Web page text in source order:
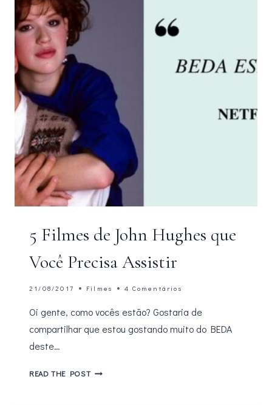
5 Filmes de John Hughes que
Você Precisa Assistir
21/08/2017 Filmes 4 Comentários
Oi gente, como vocês estão? Gostaria de
compartilhar que estou gostando muito do BEDA
deste…
READ THE POST5